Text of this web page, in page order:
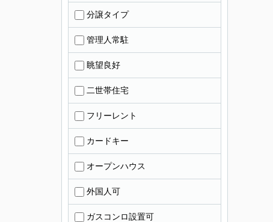
分譲タイプ
管理人常駐
眺望良好
二世帯住宅
フリーレント
カードキー
オープンハウス
外国人可
ガスコンロ設置可